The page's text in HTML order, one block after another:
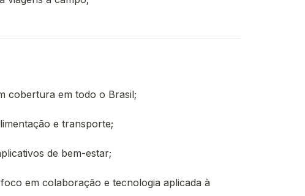
cobertura em todo o Brasil;
e transporte;
de bem-estar;
em colaboração e tecnologia aplicada à